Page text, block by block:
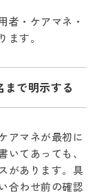
者・ケアマネ・
す。
で明示する
アマネが最初に
てあっても、
があります。具
合わせ前の確認